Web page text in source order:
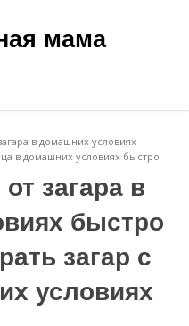
мама
в домашних условиях
в домашних условиях быстро
загара в
быстро
загар с
условиях